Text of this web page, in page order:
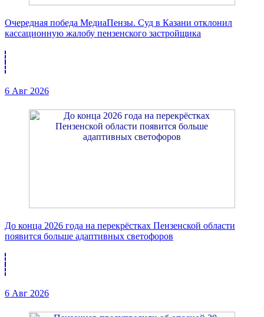
Очередная победа МедиаПензы. Суд в Казани отклонил
кассационную жалобу пензенского застройщика
6 Авг 2026
До конца 2026 года на перекрёстках Пензенской области
появится больше адаптивных светофоров
6 Авг 2026